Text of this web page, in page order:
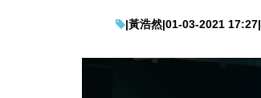
|黃浩然|01-03-2021 17:27|